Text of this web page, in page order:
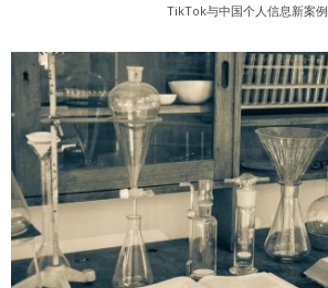
TikTok与中国个人信息新案例